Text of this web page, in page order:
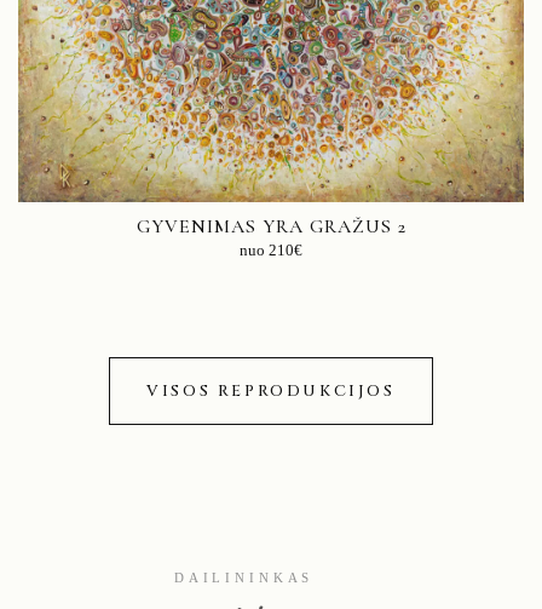
GYVENIMAS YRA GRAŽUS 2
nuo 210€
VISOS REPRODUKCIJOS
DAILININKAS